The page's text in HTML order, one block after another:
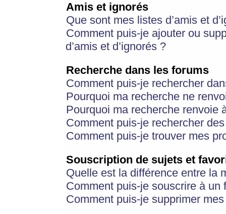
Amis et ignorés
Que sont mes listes d’amis et
Comment puis-je ajouter ou
d’amis et d’ignorés ?
Recherche dans les forums
Comment puis-je rechercher
Pourquoi ma recherche ne
Pourquoi ma recherche renvoie
Comment puis-je rechercher
Comment puis-je trouver mes
Souscription de sujets et
Quelle est la différence entre la
Comment puis-je souscrire à
Comment puis-je supprimer